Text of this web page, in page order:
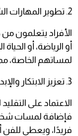
2. تطوير المهارات الشخصية
الأفراد يتعلمون
أو الرياضة، أو
لمساتهم الخاصة،
3. تعزيز الابتكار والإبداع
الاعتماد على
فإضافة لمسات
فريدًا، ويعطي للفن